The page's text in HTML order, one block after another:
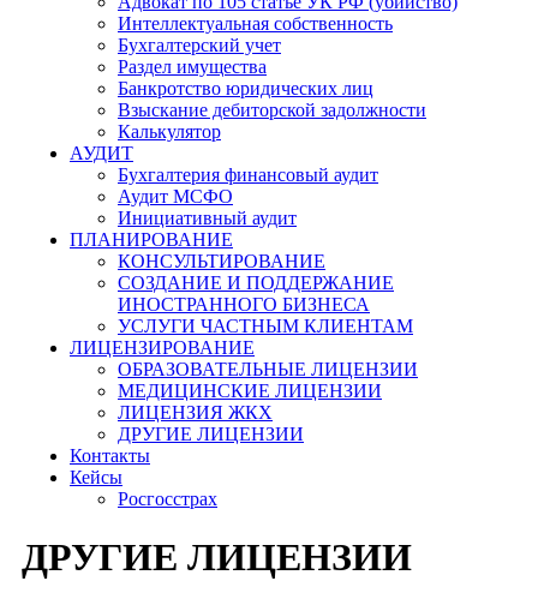
Интеллектуальная собственность
Бухгалтерский учет
Раздел имущества
Банкротство юридических лиц
Взыскание дебиторской задолжности
Калькулятор
АУДИТ
Бухгалтерия финансовый аудит
Аудит МСФО
Инициативный аудит
ПЛАНИРОВАНИЕ
КОНСУЛЬТИРОВАНИЕ
СОЗДАНИЕ И ПОДДЕРЖАНИЕ
ИНОСТРАННОГО БИЗНЕСА
УСЛУГИ ЧАСТНЫМ КЛИЕНТАМ
ЛИЦЕНЗИРОВАНИЕ
ОБРАЗОВАТЕЛЬНЫЕ ЛИЦЕНЗИИ
МЕДИЦИНСКИЕ ЛИЦЕНЗИИ
ЛИЦЕНЗИЯ ЖКХ
ДРУГИЕ ЛИЦЕНЗИИ
Контакты
Кейсы
Росгосстрах
ДРУГИЕ ЛИЦЕНЗИИ